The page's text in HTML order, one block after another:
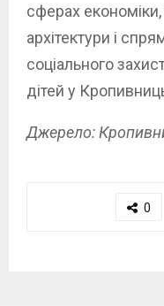
сферах
архітектури і
соціального
дітей у
Джерело:
0